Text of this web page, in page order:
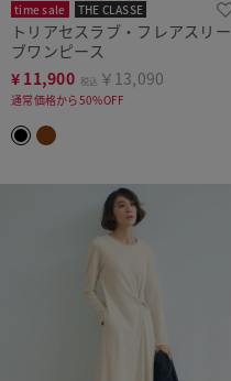
time sale THE CLASSE
トリアセスラブ・フレアスリー
ブワンピース
¥ 11,900 税込 ￥13,090
通常価格から50%OFF